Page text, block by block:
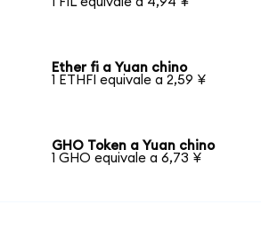
Ether fi a Yuan chino
1 ETHFI equivale a 2,59 ¥
GHO Token a Yuan chino
1 GHO equivale a 6,73 ¥